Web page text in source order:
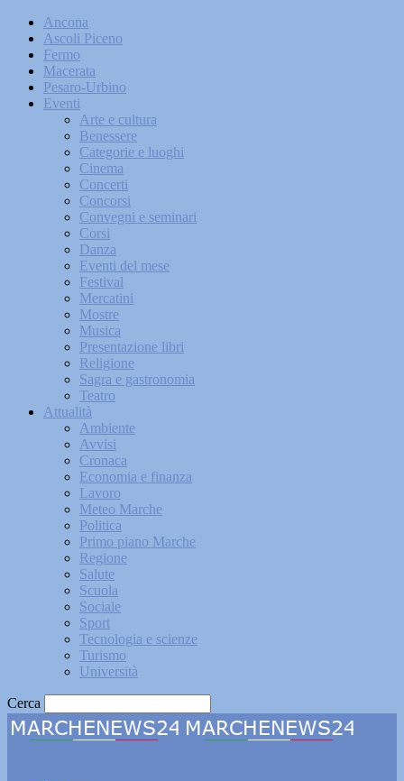
Ancona
Ascoli Piceno
Fermo
Macerata
Pesaro-Urbino
Eventi
Arte e cultura
Benessere
Categorie e luoghi
Cinema
Concerti
Concorsi
Convegni e seminari
Corsi
Danza
Eventi del mese
Festival
Mercatini
Mostre
Musica
Presentazione libri
Religione
Sagra e gastronomia
Teatro
Attualità
Ambiente
Avvisi
Cronaca
Economia e finanza
Lavoro
Meteo Marche
Politica
Primo piano Marche
Regione
Salute
Scuola
Sociale
Sport
Tecnologia e scienze
Turismo
Università
Cerca